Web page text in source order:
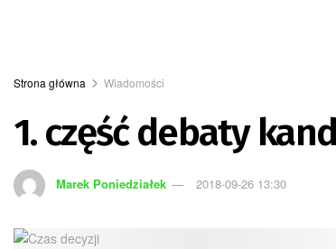
Strona główna Wiadomości
1. część debaty
Marek Poniedziałek 2018-09-26 13:30